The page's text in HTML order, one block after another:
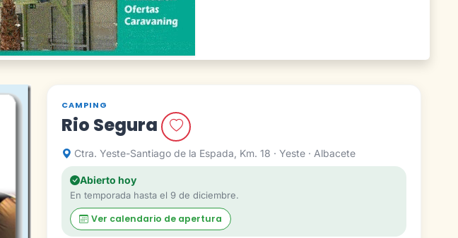
CAMPING
Rio Segura
Ctra. Yeste-Santiago de la Espada, Km. 18 · Yeste · Albacete
Abierto hoy
En temporada hasta el 9 de diciembre.
Ver calendario de apertura